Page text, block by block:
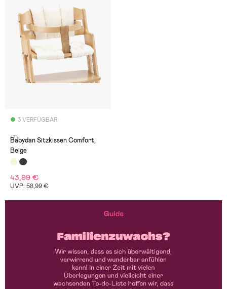
3 VERFÜGBAR
(7)
Babydan Sitzkissen Comfort,
Beige
43,99 €
UVP: 58,99 €